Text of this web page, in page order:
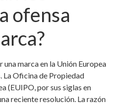
ofensa
una marca en la Unión Europea
La Oficina de Propiedad
(EUIPO, por sus siglas en
reciente resolución. La razón